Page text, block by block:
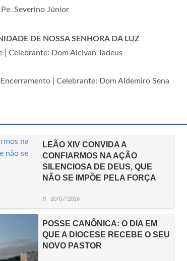
Severino Júnior
DE NOSSA SENHORA DA LUZ
| Celebrante: Dom Alcivan Tadeus
| Celebrante: Dom Aldemiro Sena
LEÃO XIV CONVIDA A
CONFIARMOS NA AÇÃO
SILENCIOSA DE DEUS, QUE
NÃO SE IMPÕE PELA FORÇA
20/07/2026
POSSE CANÔNICA: O DIA EM
QUE A DIOCESE RECEBE O SEU
NOVO PASTOR